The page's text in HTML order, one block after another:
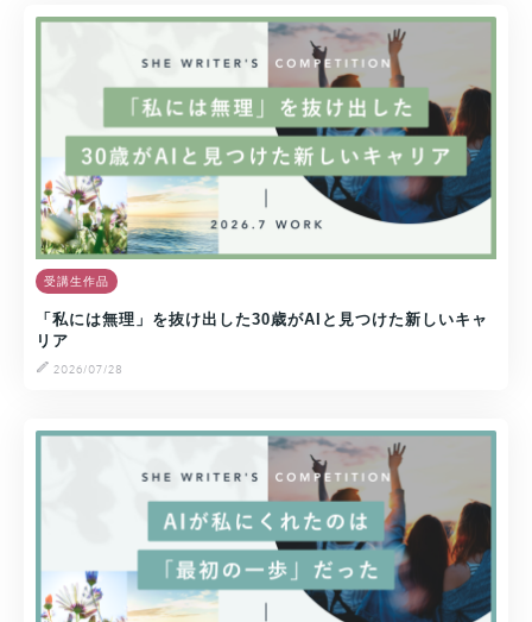
受講生作品
「私には無理」を抜け出した30歳がAIと見つけた新しいキャ
リア
2026/07/28